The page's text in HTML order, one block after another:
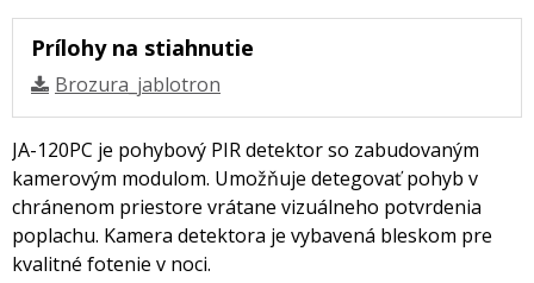
Prílohy na stiahnutie
Brozura_jablotron
JA-120PC je pohybový PIR detektor so zabudovaným
kamerovým modulom. Umožňuje detegovať pohyb v
chránenom priestore vrátane vizuálneho potvrdenia
poplachu. Kamera detektora je vybavená bleskom pre
kvalitné fotenie v noci.